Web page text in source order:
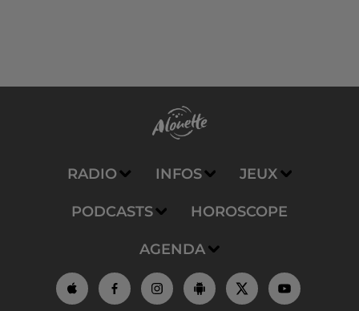
RADIO INFOS JEUX
PODCASTS HOROSCOPE
AGENDA